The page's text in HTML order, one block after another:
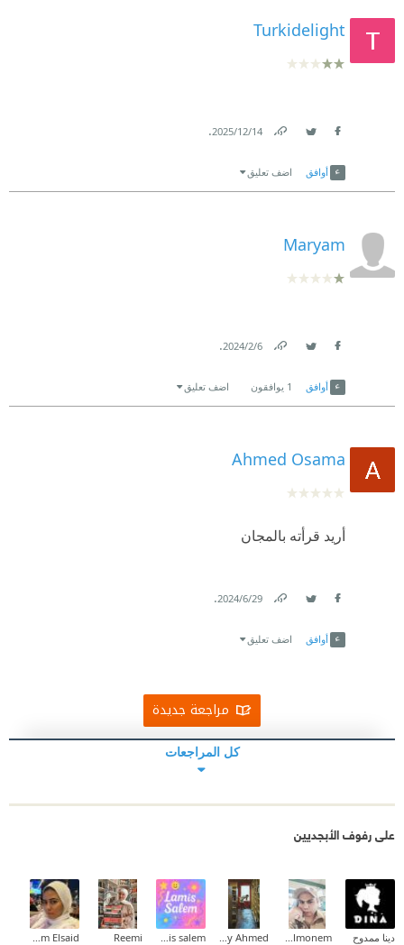
Turkidelight
14‏/12‏/2025
.
أوافق اضف تعليق
Maryam
6‏/2‏/2024
.
أوافق 1 يوافقون اضف تعليق
Ahmed Osama
أريد قرأته بالمجان
29‏/6‏/2024
.
أوافق اضف تعليق
مراجعة جديدة
كل المراجعات
على رفوف الأبجديين
دينا ممدوح Reemi